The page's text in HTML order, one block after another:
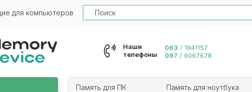
для компьютеров
Search
Наши
телефоны
063 / 1941157
097 / 9067678
Память для ПК Память для ноутбука